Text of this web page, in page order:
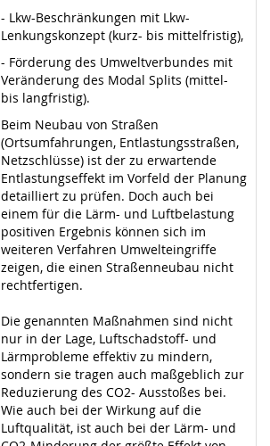
- Lkw-Beschränkungen mit Lkw-
Lenkungskonzept (kurz- bis mittelfristig),
- Förderung des Umweltverbundes mit
Veränderung des Modal Splits (mittel-
bis langfristig).
Beim Neubau von Straßen
(Ortsumfahrungen, Entlastungsstraßen,
Netzschlüsse) ist der zu erwartende
Entlastungseffekt im Vorfeld der Planung
detailliert zu prüfen. Doch auch bei
einem für die Lärm- und Luftbelastung
positiven Ergebnis können sich im
weiteren Verfahren Umwelteingriffe
zeigen, die einen Straßenneubau nicht
rechtfertigen.
Die genannten Maßnahmen sind nicht
nur in der Lage, Luftschadstoff- und
Lärmprobleme effektiv zu mindern,
sondern sie tragen auch maßgeblich zur
Reduzierung des CO2- Ausstoßes bei.
Wie auch bei der Wirkung auf die
Luftqualität, ist auch bei der Lärm- und